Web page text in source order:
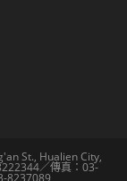
St., Hualien City,
／傳真：03-